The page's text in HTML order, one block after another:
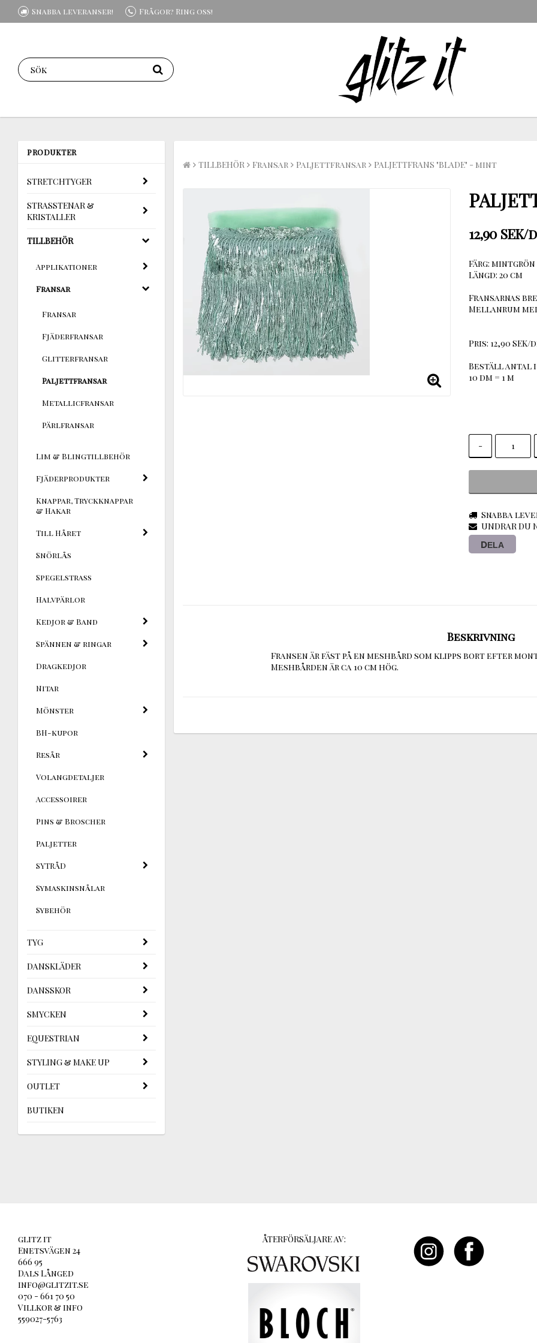
Snabba leveranser! Frågor? Ring oss!
PRODUKTER
STRETCHTYGER
STRASSTENAR &
KRISTALLER
TILLBEHÖR
Applikationer
Fransar
Fransar
Fjäderfransar
Glitterfransar
Paljettfransar
Metallicfransar
Pärlfransar
Lim & Blingtillbehör
Fjäderprodukter
Knappar, Tryckknappar
& Hakar
Till Håret
Snörlås
Spegelstrass
Halvpärlor
Kedjor & Band
Spännen & ringar
Dragkedjor
Nitar
Mönster
BH-kupor
Resår
Volangdetaljer
Accessoirer
Pins & Broscher
Paljetter
SYTRÅD
Symaskinsnålar
Sybehör
TYG
DANSKLÄDER
DANSSKOR
SMYCKEN
EQUESTRIAN
STYLING & MAKE UP
OUTLET
BUTIKEN
TILLBEHÖR Fransar Paljettfransar PALJETTFRANS "BLADE" - mint
12,90 SEK/
Färg: mintgrön
Längd: 20 cm
Fransarnas
Mellanrum
Pris: 12,90 SEK/
Beställ antal i
10 dm = 1 m
-
Snabba
UNDRAR
DELA
Beskrivning
Fransen är fäst på en meshbård som klipps bort efter
Meshbården är ca 10 cm hög.
glitz it
Enetsvägen 24
666 95
Dals Långed
info@glitzit.se
070 - 661 70 50
Villkor & info
559027-5763
ÅTERFÖRSÄLJARE AV: